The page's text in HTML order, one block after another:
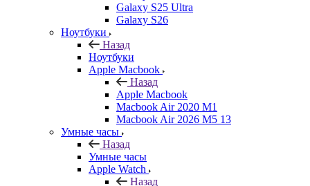
Galaxy S25 Ultra
Galaxy S26
Ноутбуки
Назад
Ноутбуки
Apple Macbook
Назад
Apple Macbook
Macbook Air 2020 M1
Macbook Air 2026 M5 13
Умные часы
Назад
Умные часы
Apple Watch
Назад